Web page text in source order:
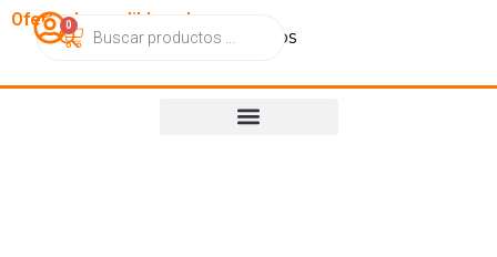
OfertasImperdibles.cl
CatálogoContactoNosotros
0